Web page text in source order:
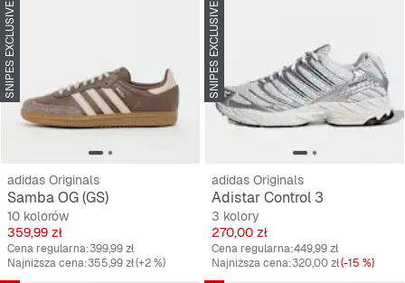
SNIPES EXCLUSIVE
adidas Originals
Samba OG (GS)
10 kolorów
Cena
359,99 zł
Cena regularna:399,99 zł
Najniższa cena:355,99 zł(+2 %)
SNIPES EXCLUSIVE
adidas Originals
Adistar Control 3
3 kolory
Cena
270,00 zł
Cena regularna:449,99 zł
Najniższa cena:320,00 zł(-15 %)